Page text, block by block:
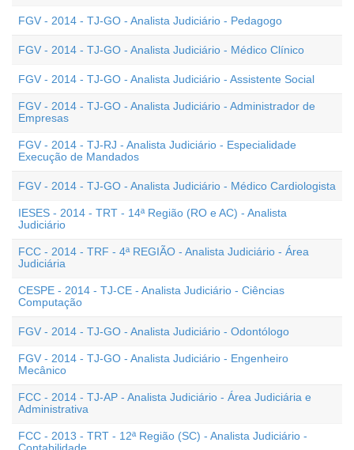
FGV - 2014 - TJ-GO - Analista Judiciário - Pedagogo
FGV - 2014 - TJ-GO - Analista Judiciário - Médico Clínico
FGV - 2014 - TJ-GO - Analista Judiciário - Assistente Social
FGV - 2014 - TJ-GO - Analista Judiciário - Administrador de
Empresas
FGV - 2014 - TJ-RJ - Analista Judiciário - Especialidade
Execução de Mandados
FGV - 2014 - TJ-GO - Analista Judiciário - Médico Cardiologista
IESES - 2014 - TRT - 14ª Região (RO e AC) - Analista
Judiciário
FCC - 2014 - TRF - 4ª REGIÃO - Analista Judiciário - Área
Judiciária
CESPE - 2014 - TJ-CE - Analista Judiciário - Ciências
Computação
FGV - 2014 - TJ-GO - Analista Judiciário - Odontólogo
FGV - 2014 - TJ-GO - Analista Judiciário - Engenheiro
Mecânico
FCC - 2014 - TJ-AP - Analista Judiciário - Área Judiciária e
Administrativa
FCC - 2013 - TRT - 12ª Região (SC) - Analista Judiciário -